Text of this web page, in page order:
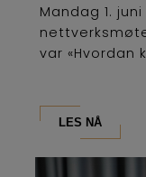
Mandag 1.
var «Hvordan
LES NÅ